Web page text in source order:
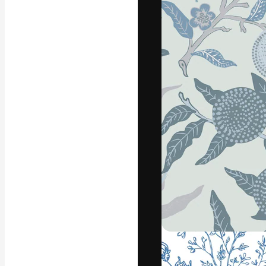
La plateforme
vos meilleurs
d’abonnés :
studios.
Français
Copyright ©